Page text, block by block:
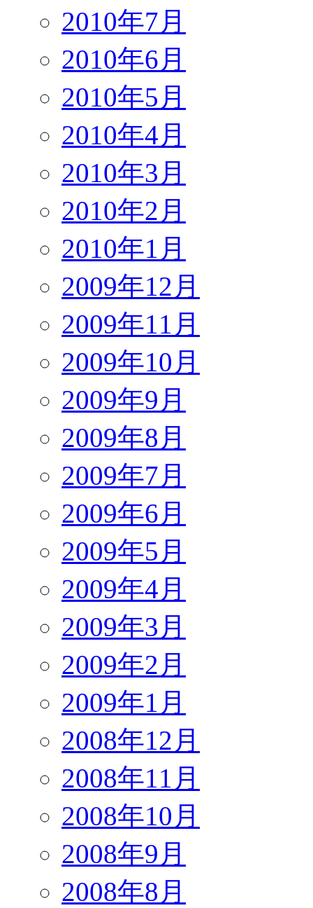
2010年7月
2010年6月
2010年5月
2010年4月
2010年3月
2010年2月
2010年1月
2009年12月
2009年11月
2009年10月
2009年9月
2009年8月
2009年7月
2009年6月
2009年5月
2009年4月
2009年3月
2009年2月
2009年1月
2008年12月
2008年11月
2008年10月
2008年9月
2008年8月